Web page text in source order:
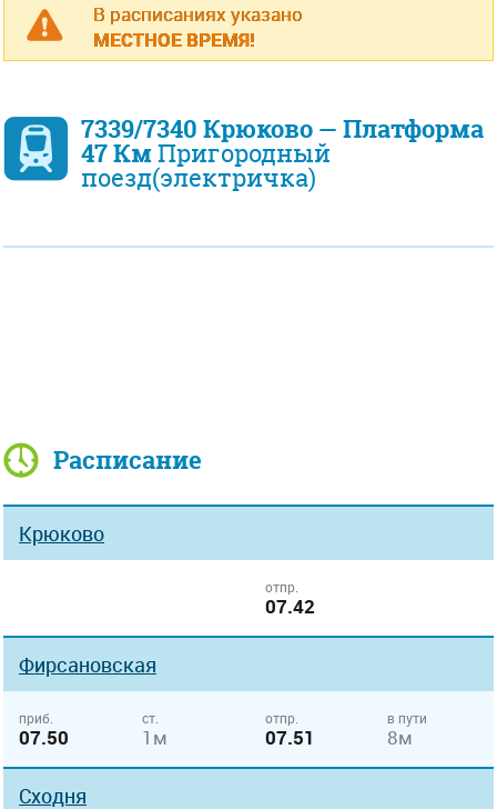
В расписаниях указано
МЕСТНОЕ ВРЕМЯ!
7339/7340 Крюково — Платформа
47 КмПригородный
поезд(электричка)
Расписание
Крюково
отпр.
07.42
Фирсановская
приб.
07.50
ст.
1м
отпр.
07.51
в пути
8м
Сходня